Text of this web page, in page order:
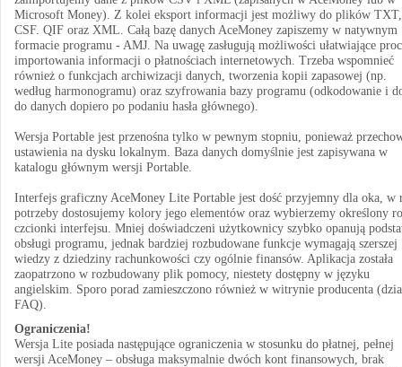
Microsoft Money). Z kolei eksport informacji jest możliwy do plików TXT,
CSF. QIF oraz XML. Całą bazę danych AceMoney zapiszemy w natywnym
formacie programu - AMJ. Na uwagę zasługują możliwości ułatwiające
importowania informacji o płatnościach internetowych. Trzeba wspomnieć
również o funkcjach archiwizacji danych, tworzenia kopii zapasowej (np.
według harmonogramu) oraz szyfrowania bazy programu (odkodowanie i
do danych dopiero po podaniu hasła głównego).
Wersja Portable jest przenośna tylko w pewnym stopniu, ponieważ
ustawienia na dysku lokalnym. Baza danych domyślnie jest zapisywana w
katalogu głównym wersji Portable.
Interfejs graficzny AceMoney Lite Portable jest dość przyjemny dla oka, w
potrzeby dostosujemy kolory jego elementów oraz wybierzemy określony
czcionki interfejsu. Mniej doświadczeni użytkownicy szybko opanują
obsługi programu, jednak bardziej rozbudowane funkcje wymagają szerszej
wiedzy z dziedziny rachunkowości czy ogólnie finansów. Aplikacja została
zaopatrzono w rozbudowany plik pomocy, niestety dostępny w języku
angielskim. Sporo porad zamieszczono również w witrynie producenta
FAQ).
Ograniczenia!
Wersja Lite posiada następujące ograniczenia w stosunku do płatnej, pełnej
wersji AceMoney – obsługa maksymalnie dwóch kont finansowych, brak